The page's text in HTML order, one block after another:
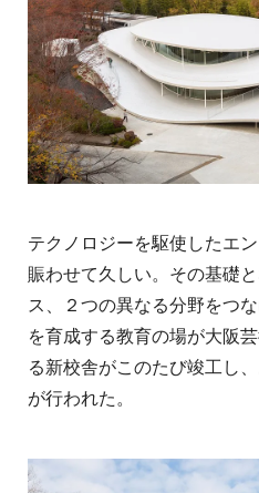
テクノロジーを駆使したエ
賑わせて久しい。その基礎
ス、２つの異なる分野をつ
を育成する教育の場が大阪
る新校舎がこのたび竣工し
が行われた。